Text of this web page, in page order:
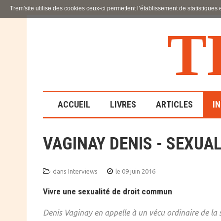
T
ACCUEIL LIVRES
LA FAMILLE
ÉDUCATIVE
SCIENCES HUMAINES
ARTICLES
VAGINAY DENIS -
dans Interviews le 09 juin 2016
Vivre une sexualité de droit commun
Denis Vaginay en appelle à un vécu ordinaire de la
Trem'site utilise des cookies ceux-ci permettent l’établissement de statistiques